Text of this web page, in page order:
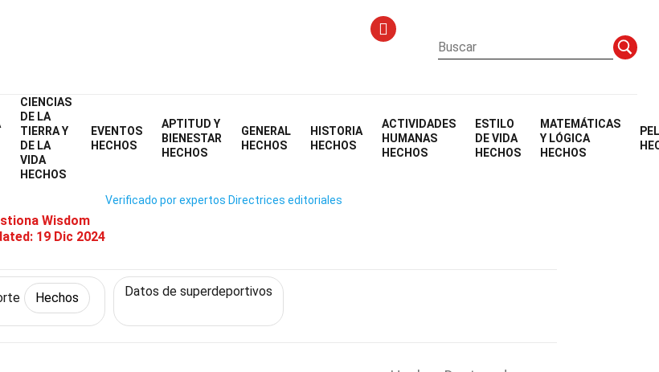
CIENCIAS
DE LA
TIERRA Y
DE LA
VIDA
HECHOS
EVENTOS
HECHOS
APTITUD Y
BIENESTAR
HECHOS
GENERAL
HECHOS
HISTORIA
HECHOS
ACTIVIDADES
HUMANAS
HECHOS
ESTILO
DE VIDA
HECHOS
MATEMÁTICAS
Y LÓGICA
HECHOS
Tecnología y Ciencias
Sobre Zenvo TS1 GT
Wisdom
19 Dic 2024
Verificado por expertos Directrices editoriales
Hechos Datos de superdeportivos